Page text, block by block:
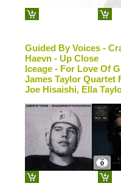
Guided By Voices -
Haevn - Up Close
Iceage - For Love Of
James Taylor Quartet
Joe Hisaishi, Ella